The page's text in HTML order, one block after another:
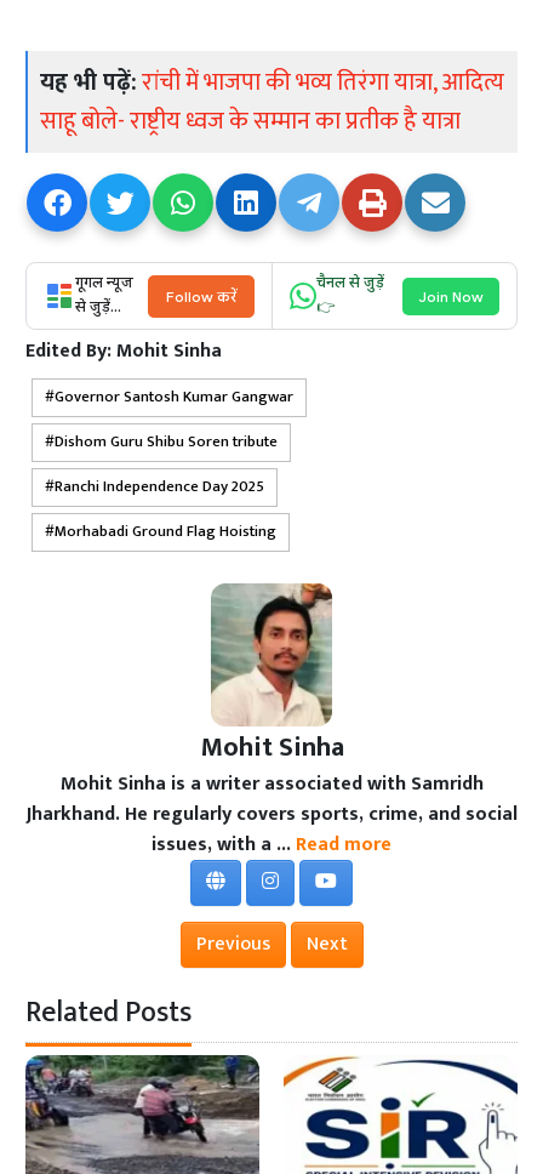
यह भी पढ़ें:रांची में भाजपा की भव्य तिरंगा यात्रा, आदित्य
साहू बोले- राष्ट्रीय ध्वज के सम्मान का प्रतीक है यात्रा
गूगल न्यूज
से जुड़ें...
Follow करें
चैनल से जुड़ें
👉
Join Now
Edited By:Mohit Sinha
Governor Santosh Kumar Gangwar
Dishom Guru Shibu Soren tribute
Ranchi Independence Day 2025
Morhabadi Ground Flag Hoisting
Mohit Sinha
Mohit Sinha is a writer associated with Samridh
Jharkhand. He regularly covers sports, crime, and social
issues, with a ...Read more
Previous Next
Related Posts